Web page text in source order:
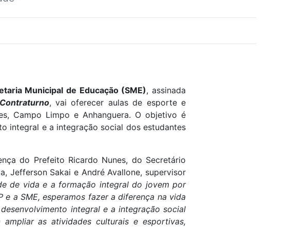
Municipal de Educação (SME), assinada
, vai oferecer aulas de esporte e
Campo Limpo e Anhanguera. O objetivo é
integral e a integração social dos estudantes
do Prefeito Ricardo Nunes, do Secretário
Jefferson Sakai e André Avallone, supervisor
de vida e a formação integral do jovem por
a SME, esperamos fazer a diferença na vida
integral e a integração social
as atividades culturais e esportivas,